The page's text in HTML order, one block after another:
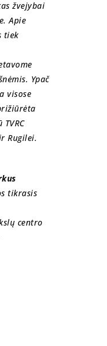
žvejybai
Apie
tiek
Ypač
visose
Rugilei.
tikrasis
centro